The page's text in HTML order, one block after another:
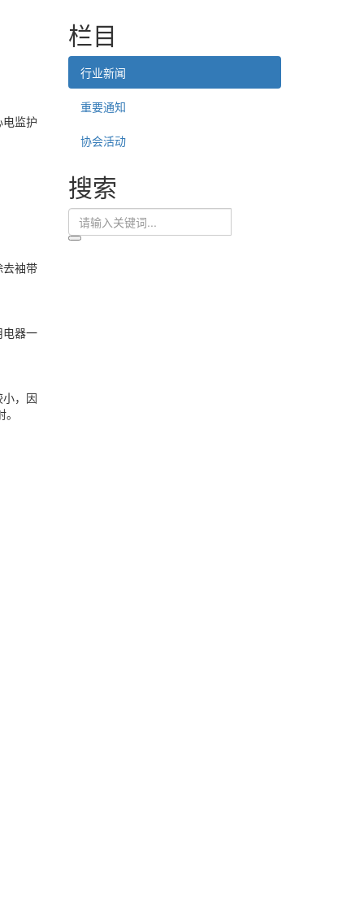
监护
袖带
器一
，因
栏目
行业新闻
重要通知
协会活动
搜索